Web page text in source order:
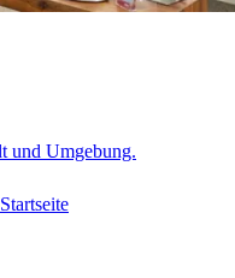
und Umgebung.